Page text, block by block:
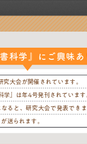
科学』にご興味あ
究大会が開催されています。
学』は年4号発刊されています
ると、研究大会で発表でき
送られます。